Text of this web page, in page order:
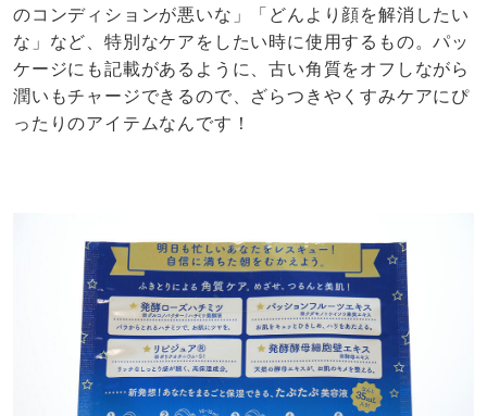
のコンディションが悪いな」「どんより顔を解消したい
な」など、特別なケアをしたい時に使用するもの。パッ
ケージにも記載があるように、古い角質をオフしながら
潤いもチャージできるので、ざらつきやくすみケアにぴ
ったりのアイテムなんです！